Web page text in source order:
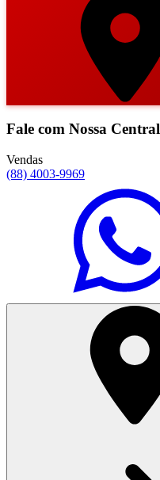
Fale com Nossa Central
Vendas
(88) 4003-9969